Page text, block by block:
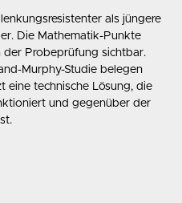
als jüngere
Die Mathematik-Punkte
der Probeprüfung sichtbar.
Murphy-Studie belegen
eine technische Lösung, die
und gegenüber der